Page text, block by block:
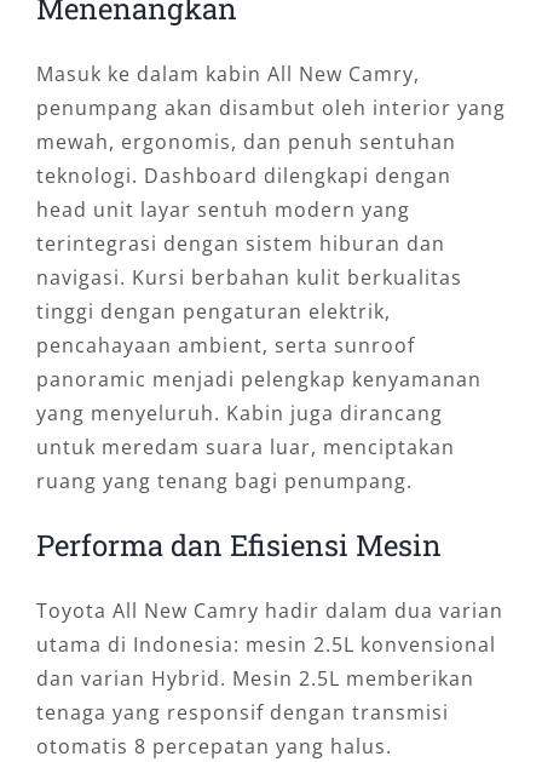
Menenangkan
Masuk ke dalam kabin All New Camry,
penumpang akan disambut oleh interior yang
mewah, ergonomis, dan penuh sentuhan
teknologi. Dashboard dilengkapi dengan
head unit layar sentuh modern yang
terintegrasi dengan sistem hiburan dan
navigasi. Kursi berbahan kulit berkualitas
tinggi dengan pengaturan elektrik,
pencahayaan ambient, serta sunroof
panoramic menjadi pelengkap kenyamanan
yang menyeluruh. Kabin juga dirancang
untuk meredam suara luar, menciptakan
ruang yang tenang bagi penumpang.
Performa dan Efisiensi Mesin
Toyota All New Camry hadir dalam dua varian
utama di Indonesia: mesin 2.5L konvensional
dan varian Hybrid. Mesin 2.5L memberikan
tenaga yang responsif dengan transmisi
otomatis 8 percepatan yang halus.